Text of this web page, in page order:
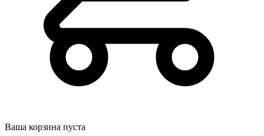
Ваша корзина пуста